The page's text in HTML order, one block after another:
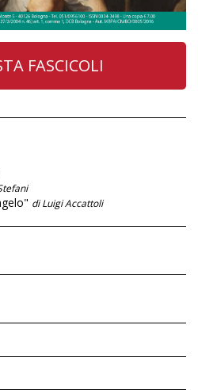
FASCICOLI
di Luigi Accattoli